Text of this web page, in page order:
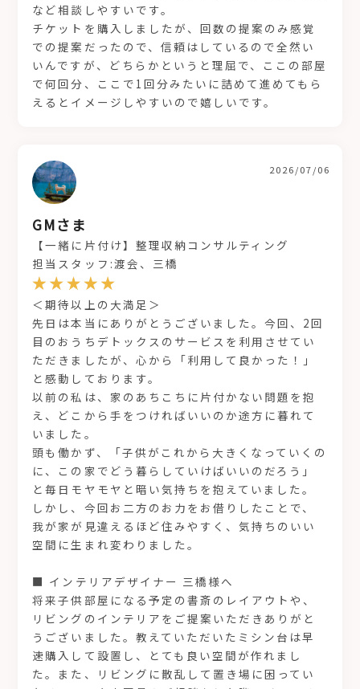
など相談しやすいです。
チケットを購入しましたが、回数の提案のみ感覚
での提案だったので、信頼はしているので全然い
いんですが、どちらかというと理屈で、ここの部屋
で何回分、ここで1回分みたいに詰めて進めてもら
えるとイメージしやすいので嬉しいです。
GMさま
2026/07/06
【一緒に片付け】整理収納コンサルティング
担当スタッフ:渡会、三橋
＜期待以上の大満足＞
先日は本当にありがとうございました。今回、2回
目のおうちデトックスのサービスを利用させてい
ただきましたが、心から「利用して良かった！」
と感動しております。
以前の私は、家のあちこちに片付かない問題を抱
え、どこから手をつければいいのか途方に暮れて
いました。
頭も働かず、「子供がこれから大きくなっていくの
に、この家でどう暮らしていけばいいのだろう」
と毎日モヤモヤと暗い気持ちを抱えていました。
しかし、今回お二方のお力をお借りしたことで、
我が家が見違えるほど住みやすく、気持ちのいい
空間に生まれ変わりました。
■ インテリアデザイナー 三橋様へ
将来子供部屋になる予定の書斎のレイアウトや、
リビングのインテリアをご提案いただきありがと
うございました。教えていただいたミシン台は早
速購入して設置し、とても良い空間が作れまし
た。また、リビングに散乱して置き場に困ってい